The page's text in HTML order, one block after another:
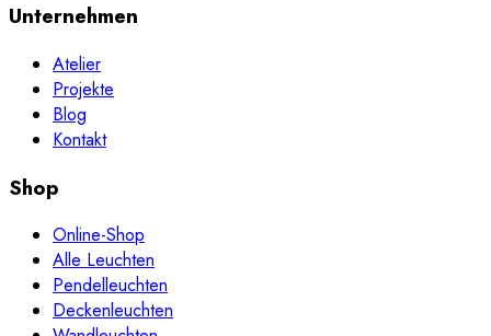
Unternehmen
Atelier
Projekte
Blog
Kontakt
Shop
Online-Shop
Alle Leuchten
Pendelleuchten
Deckenleuchten